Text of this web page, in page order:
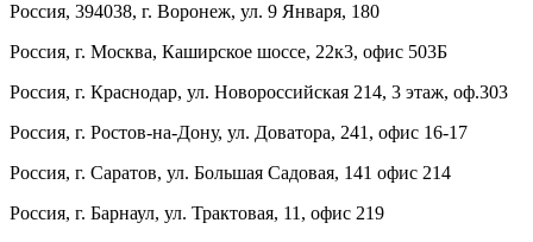
Россия, 394038, г. Воронеж, ул. 9 Января, 180
Россия, г. Москва, Каширское шоссе, 22к3, офис 503Б
Россия, г. Краснодар, ул. Новороссийская 214, 3 этаж, оф.303
Россия, г. Ростов-на-Дону, ул. Доватора, 241, офис 16-17
Россия, г. Саратов, ул. Большая Садовая, 141 офис 214
Россия, г. Барнаул, ул. Трактовая, 11, офис 219